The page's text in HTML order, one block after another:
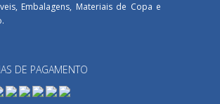
Embalagens, Materiais de Copa e
DE PAGAMENTO